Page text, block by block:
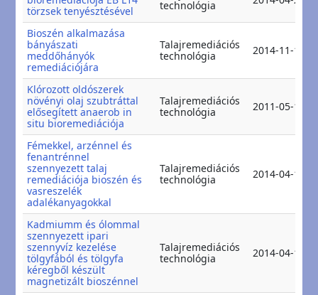
törzsek tenyésztésével
technológia
Bioszén alkalmazása
bányászati
meddőhányók
remediációjára
Talajremediációs
technológia
2014-11-11
Klórozott oldószerek
növényi olaj szubtráttal
elősegített anaerob in
situ bioremediációja
Talajremediációs
technológia
2011-05-12
Fémekkel, arzénnel és
fenantrénnel
szennyezett talaj
remediációja bioszén és
vasreszelék
adalékanyagokkal
Talajremediációs
technológia
2014-04-17
Kadmiumm és ólommal
szennyezett ipari
szennyvíz kezelése
tölgyfából és tölgyfa
kéregből készült
magnetizált bioszénnel
Talajremediációs
technológia
2014-04-19